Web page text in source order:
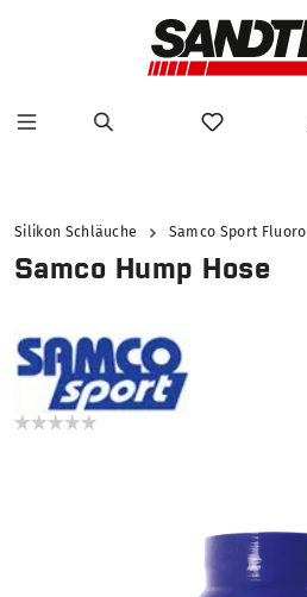
Silikon Schläuche Samco Sport Fluoro
Samco Hump Hose